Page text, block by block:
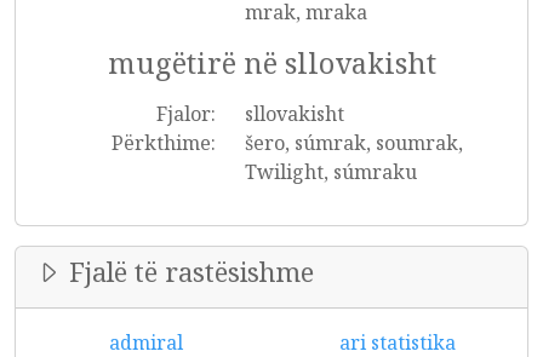
mrak, mraka
mugëtirë në sllovakisht
Fjalor:
sllovakisht
Përkthime:
šero, súmrak, soumrak,
Twilight, súmraku
Fjalë të rastësishme
admiral
ari statistika